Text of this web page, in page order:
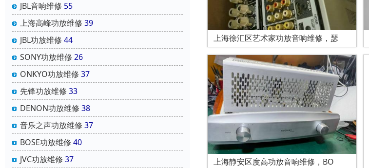
JBL音响维修 55
上海高峰功放维修 39
JBL功放维修 44
SONY功放维修 26
ONKYO功放维修 37
先锋功放维修 33
DENON功放维修 38
音乐之声功放维修 37
BOSE功放维修 40
JVC功放维修 37
上海徐汇区艺术家功放音响维修，瑟
上海静安区度高功放音响维修，BO